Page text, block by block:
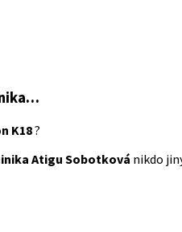
K18?
Atigu Sobotková nikdo